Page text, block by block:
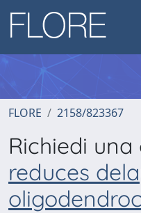
FLORE 2158/823367
Richiedi
reduces